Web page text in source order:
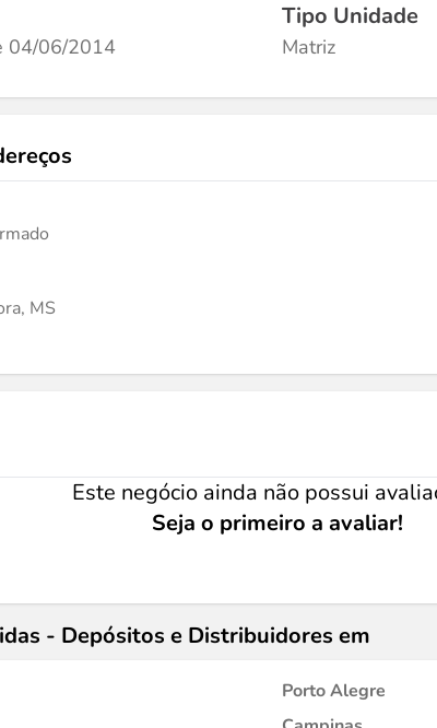
04/06/2014
Tipo Unidade
Matriz
MS
Este negócio ainda não possui
Seja o primeiro a avaliar!
- Depósitos e Distribuidores em
Porto Alegre